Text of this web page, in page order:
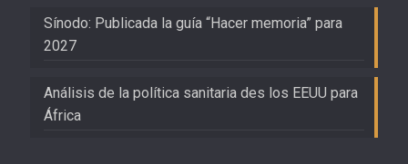
Sínodo: Publicada la guía “Hacer memoria” para
2027
Análisis de la política sanitaria des los EEUU para
África